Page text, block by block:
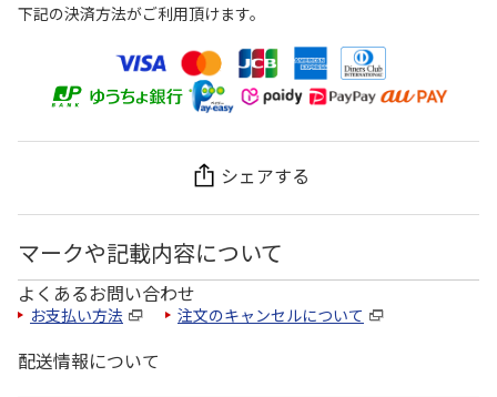
下記の決済方法がご利用頂けます。
シェアする
マークや記載内容について
よくあるお問い合わせ
お支払い方法 注文のキャンセルについて
配送情報について